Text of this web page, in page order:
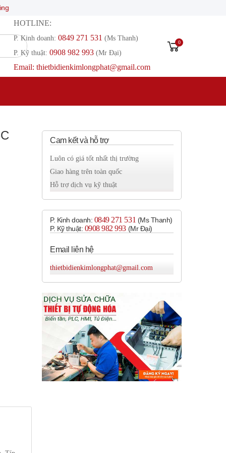
HOTLINE:
P. Kinh doanh: 0849 271 531 (Ms Thanh)
P. Kỹ thuật: 0908 982 993​ (Mr Đại)
Email: thietbidienkimlongphat@gmail.com
0
Cam kết và hỗ trợ
Luôn có giá tốt nhất thị trường
Giao hàng trên toàn quốc
Hỗ trợ dịch vụ kỹ thuật
P. Kinh doanh: 0849 271 531 (Ms Thanh)
P. Kỹ thuật: 0908 982 993​ (Mr Đại)
Email liên hệ
thietbidienkimlongphat@gmail.com